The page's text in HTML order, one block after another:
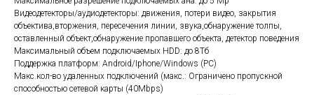
Видеодетекторы/аудиодетекторы: движения, потери видео, закрытия
объектива,вторжения, пересечения линии, звука,обнаружение толпы,
оставленный объект,обнаружение пропавшего объекта, детектор поведения
Максимальный объем подключаемых HDD: до 8Тб
Поддержка платформ: Android/Iphone/Windows (PC)
Макс.кол-во удаленных подключений (макс.: Ограничено пропускной
способностью сетевой карты (40Mbps)